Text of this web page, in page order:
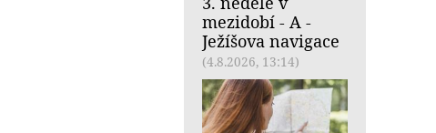
mezidobí - A -
Ježíšova navigace
(4.8.2026, 13:14)